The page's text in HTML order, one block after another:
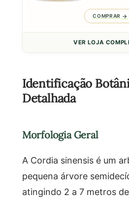
COMPRAR
VER LOJA
Identificação
Detalhada
Morfologia Geral
A Cordia sinensis é um
pequena árvore
atingindo 2 a 7 metros